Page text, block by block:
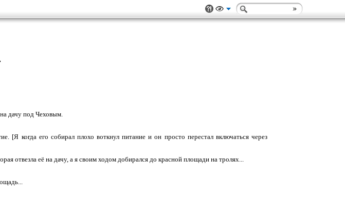
дачу под Чеховым.
[Я когда его собирал плохо воткнул питание и он просто перестал включаться через
отвезла её на дачу, а я своим ходом добирался до красной площади на тролях...